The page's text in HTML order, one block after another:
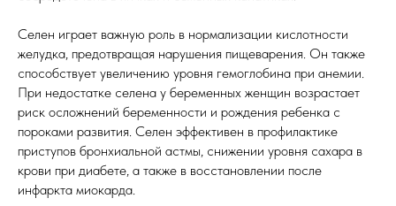
Селен играет важную роль в нормализации кислотности
желудка, предотвращая нарушения пищеварения. Он также
способствует увеличению уровня гемоглобина при анемии.
При недостатке селена у беременных женщин возрастает
риск осложнений беременности и рождения ребенка с
пороками развития. Селен эффективен в профилактике
приступов бронхиальной астмы, снижении уровня сахара в
крови при диабете, а также в восстановлении после
инфаркта миокарда.